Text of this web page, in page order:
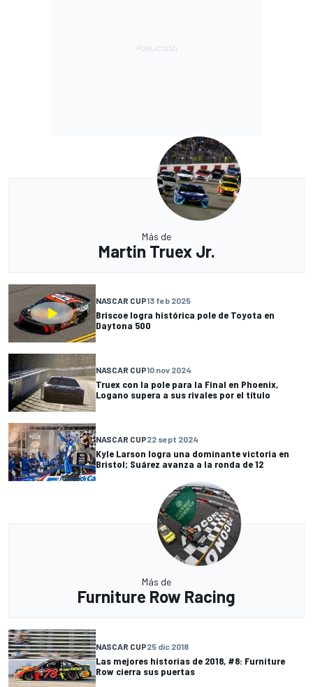
Más de
Martin Truex Jr.
NASCAR CUP13 feb 2025
Briscoe logra histórica pole de Toyota en
Daytona 500
NASCAR CUP10 nov 2024
Truex con la pole para la Final en Phoenix,
Logano supera a sus rivales por el título
NASCAR CUP22 sept 2024
Kyle Larson logra una dominante victoria en
Bristol; Suárez avanza a la ronda de 12
Más de
Furniture Row Racing
NASCAR CUP25 dic 2018
Las mejores historias de 2018, #8: Furniture
Row cierra sus puertas